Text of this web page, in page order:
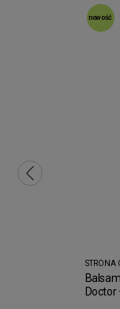
nowość
STRONA
Doctor